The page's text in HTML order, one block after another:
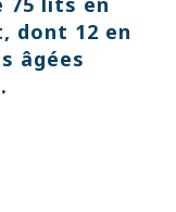
dont 12 en
âgées